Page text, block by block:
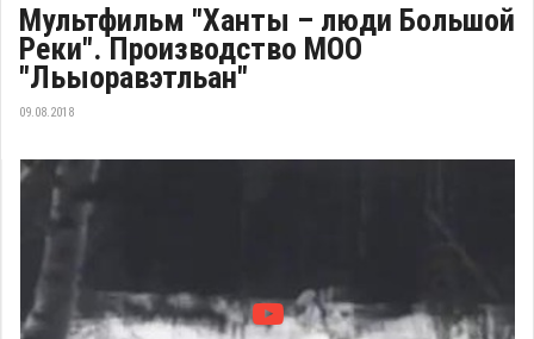
Мультфильм "Ханты – люди Большой
Реки". Производство МОО
"Льыоравэтльан"
09.08.2018